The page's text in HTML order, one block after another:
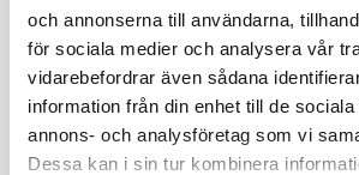
och annonserna till användarna,
för sociala medier och analysera vår
vidarebefordrar även sådana
information från din enhet till de
annons- och analysföretag som vi
Dessa kan i sin tur kombinera
Checkout.
Kortbetalning
Direktbetalning via